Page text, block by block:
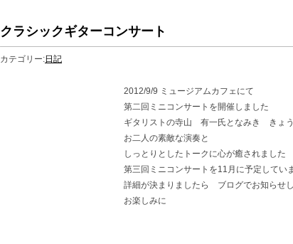
クラシックギターコンサート
カテゴリー:日記
2012/9/9 ミュージアムカフェにて
第二回ミニコンサートを開催しました
ギタリストの寺山 有一氏となみき きょ
お二人の素敵な演奏と
しっとりとしたトークに心が癒されました
第三回ミニコンサートを11月に予定してい
詳細が決まりましたら ブログでお知らせ
お楽しみに